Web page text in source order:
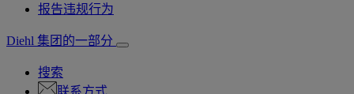
报告违规行为
Diehl 集团的一部分
搜索
联系方式